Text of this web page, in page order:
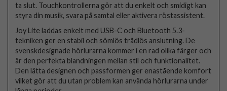
ta slut. Touchkontrollerna gör att du enkelt och smidigt kan
styra din musik, svara på samtal eller aktivera röstassistent.
Joy Lite laddas enkelt med USB-C och Bluetooth 5.3-
tekniken ger en stabil och sömlös trådlös anslutning. De
svenskdesignade hörlurarna kommer i en rad olika färger och
är den perfekta blandningen mellan stil och funktionalitet.
Den lätta designen och passformen ger enastående komfort
vilket gör att du utan problem kan använda hörlurarna under